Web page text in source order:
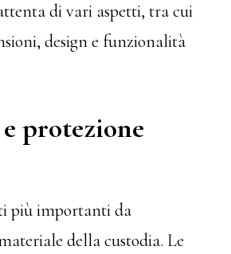
di vari aspetti, tra cui
design e funzionalità
protezione
più importanti da
della custodia. Le